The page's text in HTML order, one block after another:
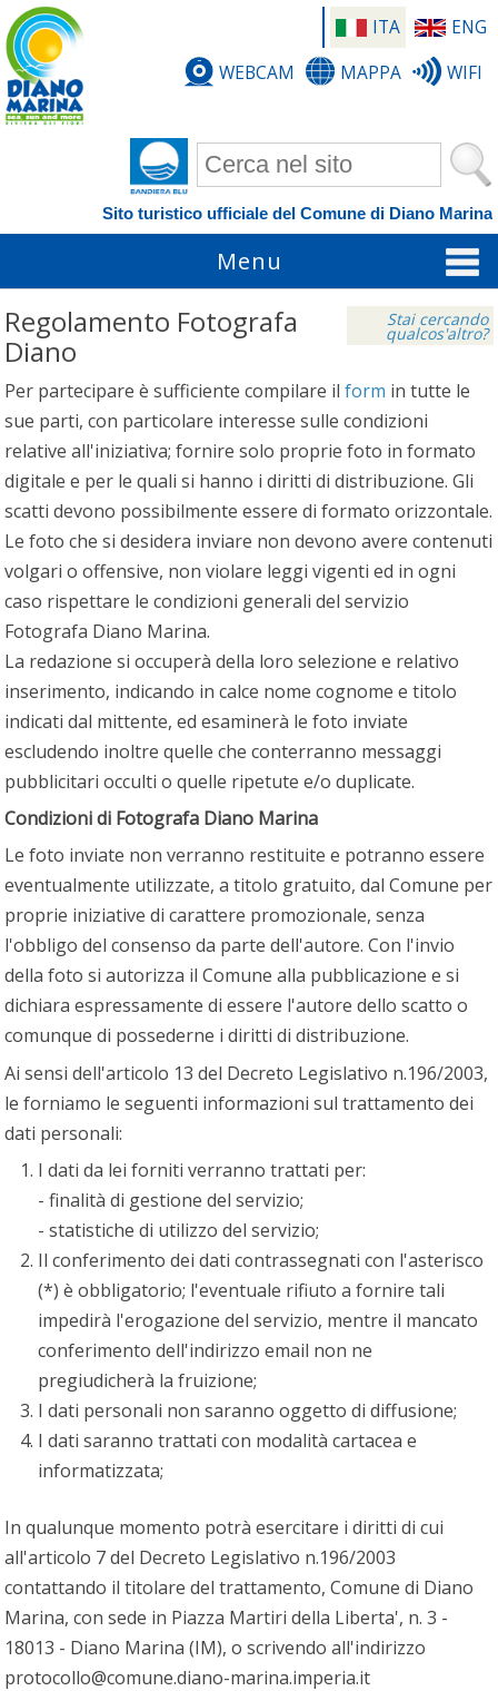
ITA
ENG
WEBCAM
MAPPA WIFI
Form di ricerca
Sito turistico ufficiale del Comune di Diano Marina
Menu
Stai cercando
qualcos'altro?
Regolamento Fotografa
Diano
Per partecipare è sufficiente compilare ilform in tutte le
sue parti, con particolare interesse sulle condizioni
relative all'iniziativa; fornire solo proprie foto in formato
digitale e per le quali si hanno i diritti di distribuzione. Gli
scatti devono possibilmente essere di formato orizzontale.
Le foto che si desidera inviare non devono avere contenuti
volgari o offensive, non violare leggi vigenti ed in ogni
caso rispettare le condizioni generali del servizio
Fotografa Diano Marina.
La redazione si occuperà della loro selezione e relativo
inserimento, indicando in calce nome cognome e titolo
indicati dal mittente, ed esaminerà le foto inviate
escludendo inoltre quelle che conterranno messaggi
pubblicitari occulti o quelle ripetute e/o duplicate.
Condizioni di Fotografa Diano Marina
Le foto inviate non verranno restituite e potranno essere
eventualmente utilizzate, a titolo gratuito, dal Comune per
proprie iniziative di carattere promozionale, senza
l'obbligo del consenso da parte dell'autore. Con l'invio
della foto si autorizza il Comune alla pubblicazione e si
dichiara espressamente di essere l'autore dello scatto o
comunque di possederne i diritti di distribuzione.
Ai sensi dell'articolo 13 del Decreto Legislativo n.196/2003,
le forniamo le seguenti informazioni sul trattamento dei
dati personali:
I dati da lei forniti verranno trattati per:
- finalità di gestione del servizio;
- statistiche di utilizzo del servizio;
Il conferimento dei dati contrassegnati con l'asterisco
(*) è obbligatorio; l'eventuale rifiuto a fornire tali
impedirà l'erogazione del servizio, mentre il mancato
conferimento dell'indirizzo email non ne
pregiudicherà la fruizione;
I dati personali non saranno oggetto di diffusione;
I dati saranno trattati con modalità cartacea e
informatizzata;
In qualunque momento potrà esercitare i diritti di cui
all'articolo 7 del Decreto Legislativo n.196/2003
contattando il titolare del trattamento, Comune di Diano
Marina, con sede in Piazza Martiri della Liberta', n. 3 -
18013 - Diano Marina (IM), o scrivendo all'indirizzo
protocollo@comune.diano-marina.imperia.it